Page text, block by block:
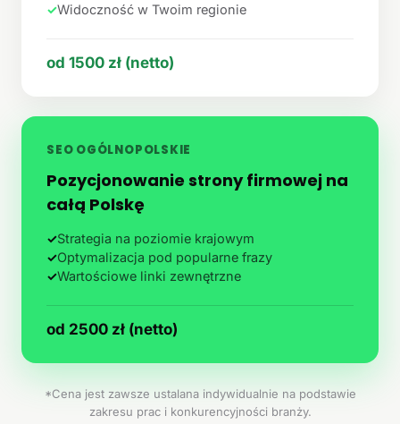
✓Widoczność w Twoim regionie
od 1500 zł (netto)
SEO OGÓLNOPOLSKIE
Pozycjonowanie strony firmowej na
całą Polskę
✓Strategia na poziomie krajowym
✓Optymalizacja pod popularne frazy
✓Wartościowe linki zewnętrzne
od 2500 zł (netto)
*Cena jest zawsze ustalana indywidualnie na podstawie
zakresu prac i konkurencyjności branży.